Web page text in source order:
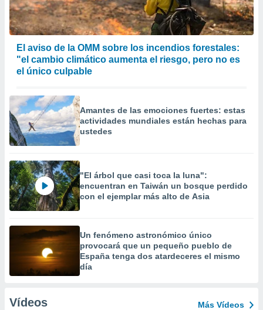
El aviso de la OMM sobre los incendios forestales:
"el cambio climático aumenta el riesgo, pero no es
el único culpable
Amantes de las emociones fuertes: estas
actividades mundiales están hechas para
ustedes
"El árbol que casi toca la luna":
encuentran en Taiwán un bosque perdido
con el ejemplar más alto de Asia
Un fenómeno astronómico único
provocará que un pequeño pueblo de
España tenga dos atardeceres el mismo
día
Vídeos Más Vídeos